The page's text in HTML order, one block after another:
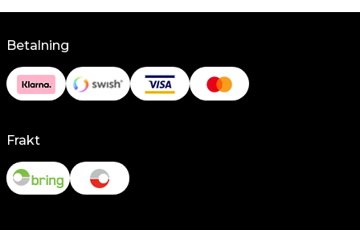
Betalning
Frakt